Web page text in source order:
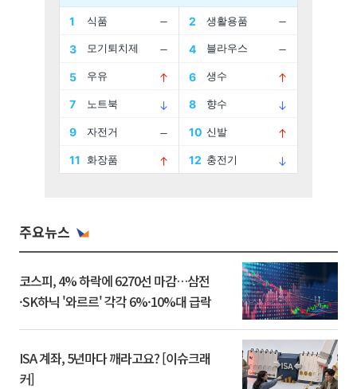
주요뉴스
코스피, 4% 하락에 6270선 마감…삼전
·SK하닉 '와르르' 각각 6%·10%대 급락
ISA 계좌, 5년마다 깨라고요? [이슈크래
커]